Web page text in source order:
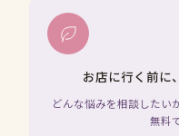
お店に行く前に
どんな悩みを相談したい
無料